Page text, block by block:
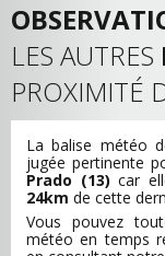
LES AUTRES
PROXIMITÉ
La balise météo
jugée pertinente
Prado (13) car
24km de cette
Vous pouvez
météo en temps